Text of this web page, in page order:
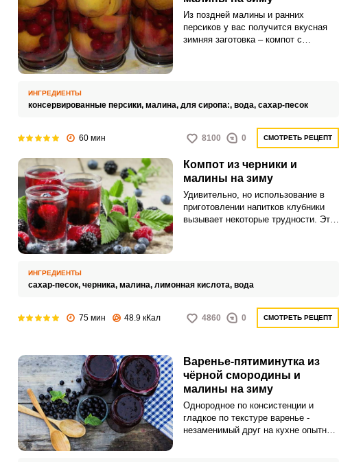
Из поздней малины и ранних
персиков у вас получится вкусная
зимняя заготовка – компот с
добавить по вкусу кислую вишню
ИНГРЕДИЕНТЫ
консервированные персики, малина, для сиропа:, вода, сахар-песок
60 мин 8100 0 СМОТРЕТЬ РЕЦЕПТ
Компот из черники и
малины на зиму
Удивительно, но использование в
приготовлении напитков клубники
вызывает некоторые трудности. Этот
ИНГРЕДИЕНТЫ
сахар-песок, черника, малина, лимонная кислота, вода
75 мин 48.9 кКал 4860 0 СМОТРЕТЬ РЕЦЕПТ
Варенье-пятиминутка из
чёрной смородины и
малины на зиму
Однородное по консистенции и
гладкое по текстуре варенье -
незаменимый друг на кухне опытной